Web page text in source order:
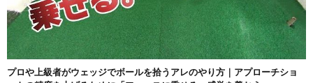
プロや上級者がウェッジでボールを拾うアレのやり方｜アプローチショ